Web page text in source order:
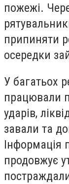
пожежі.
припиняти
осередки
У багатьох
працювали
ударів,
завали та
Інформація
продовжує